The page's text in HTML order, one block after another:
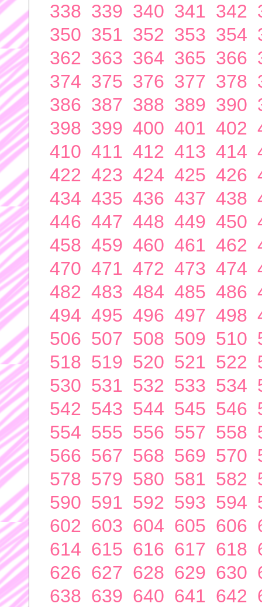
338 339 340 341 342
350 351 352 353 354
362 363 364 365 366
374 375 376 377 378
386 387 388 389 390
398 399 400 401 402
410 411 412 413 414
422 423 424 425 426
434 435 436 437 438
446 447 448 449 450
458 459 460 461 462
470 471 472 473 474
482 483 484 485 486
494 495 496 497 498
506 507 508 509 510
518 519 520 521 522
530 531 532 533 534
542 543 544 545 546
554 555 556 557 558
566 567 568 569 570
578 579 580 581 582
590 591 592 593 594
602 603 604 605 606
614 615 616 617 618
626 627 628 629 630
638 639 640 641 642